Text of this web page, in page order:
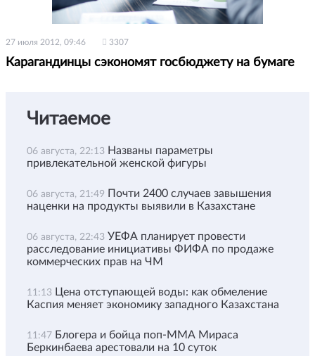
27 июля 2012, 09:46 3307
Карагандинцы сэкономят госбюджету на бумаге
Читаемое
06 августа, 22:13 Названы параметры
привлекательной женской фигуры
06 августа, 21:49 Почти 2400 случаев завышения
наценки на продукты выявили в Казахстане
06 августа, 22:43 УЕФА планирует провести
расследование инициативы ФИФА по продаже
коммерческих прав на ЧМ
11:13 Цена отступающей воды: как обмеление
Каспия меняет экономику западного Казахстана
11:47 Блогера и бойца поп-ММА Мираса
Беркинбаева арестовали на 10 суток